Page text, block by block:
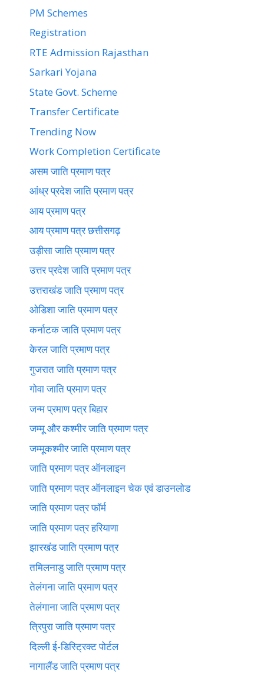
PM Schemes
Registration
RTE Admission Rajasthan
Sarkari Yojana
State Govt. Scheme
Transfer Certificate
Trending Now
Work Completion Certificate
असम जाति प्रमाण पत्र
आंध्र प्रदेश जाति प्रमाण पत्र
आय प्रमाण पत्र
आय प्रमाण पत्र छत्तीसगढ़
उड़ीसा जाति प्रमाण पत्र
उत्तर प्रदेश जाति प्रमाण पत्र
उत्तराखंड जाति प्रमाण पत्र
ओडिशा जाति प्रमाण पत्र
कर्नाटक जाति प्रमाण पत्र
केरल जाति प्रमाण पत्र
गुजरात जाति प्रमाण पत्र
गोवा जाति प्रमाण पत्र
जन्म प्रमाण पत्र बिहार
जम्मू और कश्मीर जाति प्रमाण पत्र
जम्मूकश्मीर जाति प्रमाण पत्र
जाति प्रमाण पत्र ऑनलाइन
जाति प्रमाण पत्र ऑनलाइन चेक एवं डाउनलोड
जाति प्रमाण पत्र फॉर्म
जाति प्रमाण पत्र हरियाणा
झारखंड जाति प्रमाण पत्र
तमिलनाडु जाति प्रमाण पत्र
तेलंगना जाति प्रमाण पत्र
तेलंगाना जाति प्रमाण पत्र
त्रिपुरा जाति प्रमाण पत्र
दिल्ली ई-डिस्ट्रिक्ट पोर्टल
नागालैंड जाति प्रमाण पत्र